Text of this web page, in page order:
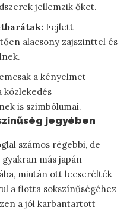
jellemzik őket.
Fejlett
alacsony zajszinttel és
a kényelmet
közlekedés
is szimbólumai.
jegyében
számos régebbi, de
más japán
miután ott lecserélték
a flotta sokszínűségéhez
a jól karbantartott